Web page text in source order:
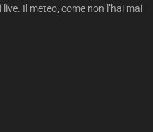
Il meteo, come non l’hai mai